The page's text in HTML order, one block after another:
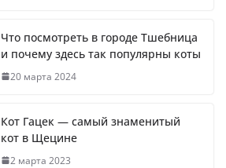
Что посмотреть в городе Тшебница
и почему здесь так популярны коты
20 марта 2024
Кот Гацек — самый знаменитый
кот в Щецине
2 марта 2023